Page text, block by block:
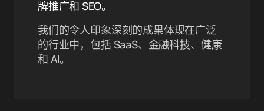
牌推广和 SEO。
我们的令人印象深刻的成果体现在广泛
的行业中，包括 SaaS、金融科技、健康
和 AI。